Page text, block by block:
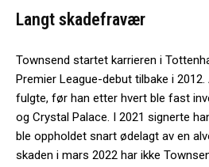
Langt skadefravær
Townsend startet karrieren i
Premier League-debut tilbake i
fulgte, før han etter hvert ble fast
og Crystal Palace. I 2021 signerte
ble oppholdet snart ødelagt av en
skaden i mars 2022 har ikke